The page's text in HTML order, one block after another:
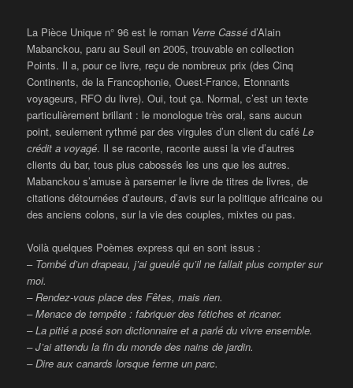
La Pièce Unique n° 96 est le roman Verre Cassé d’Alain
Mabanckou, paru au Seuil en 2005, trouvable en collection
Points. Il a, pour ce livre, reçu de nombreux prix (des Cinq
Continents, de la Francophonie, Ouest-France, Etonnants
voyageurs, RFO du livre). Oui, tout ça. Normal, c’est un texte
particulièrement brillant : le monologue très oral, sans aucun
point, seulement rythmé par des virgules d’un client du caféLe
crédit a voyagé. Il se raconte, raconte aussi la vie d’autres
clients du bar, tous plus cabossés les uns que les autres.
Mabanckou s’amuse à parsemer le livre de titres de livres, de
citations détournées d’auteurs, d’avis sur la politique africaine ou
des anciens colons, sur la vie des couples, mixtes ou pas.
Voilà quelques Poèmes express qui en sont issus :
– Tombé d’un drapeau, j’ai gueulé qu’il ne fallait plus compter sur
moi.
– Rendez-vous place des Fêtes, mais rien.
– Menace de tempête : fabriquer des fétiches et ricaner.
– La pitié a posé son dictionnaire et a parlé du vivre ensemble.
– J’ai attendu la fin du monde des nains de jardin.
– Dire aux canards lorsque ferme un parc.